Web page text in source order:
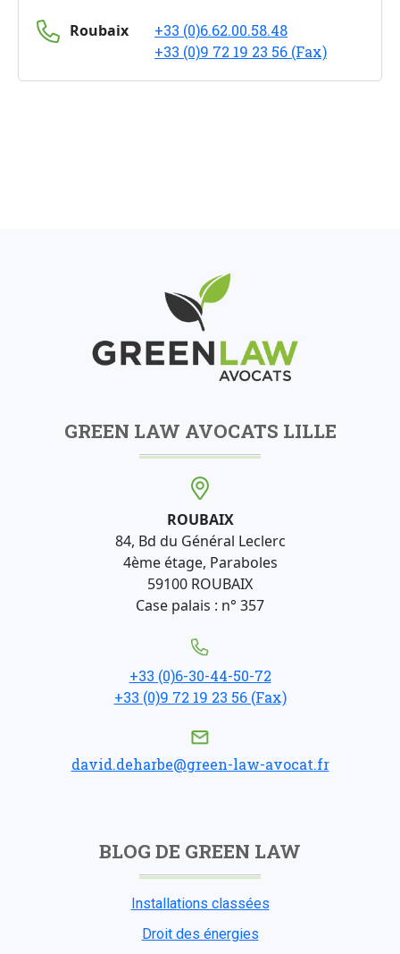
Roubaix
+33 (0)6.62.00.58.48
+33 (0)9 72 19 23 56 (Fax)
GREEN LAW AVOCATS LILLE
ROUBAIX
84, Bd du Général Leclerc
4ème étage, Paraboles
59100 ROUBAIX
Case palais : n° 357
+33 (0)6-30-44-50-72
+33 (0)9 72 19 23 56 (Fax)
david.deharbe@green-law-avocat.fr
BLOG DE GREEN LAW
Installations classées
Droit des énergies